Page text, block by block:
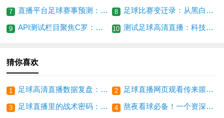
7 直播平台足球赛事预测：欧战之夜，豪门谁主沉浮 8 足球比赛变迁录：从黑白屏幕到足球直播入口的进化史
9 API测试栏目聚焦C罗：足球直播入口见证传奇不灭 10 测试足球高清直播：科技救不了昏哨，VAR只是遮羞布
猜你喜欢
1 足球高清直播数据复盘：梅西的“隐形助攻”与姆巴佩的跑位革命 2 足球直播网页观看传来噩耗！弗格森当年那套，如今没人敢用了
3 足球直播里的战术密码：看曼城如何用“伪九号”撕开铁桶阵 4 熬夜看球必备！一个资深球迷眼中的足球直播网站生存指南